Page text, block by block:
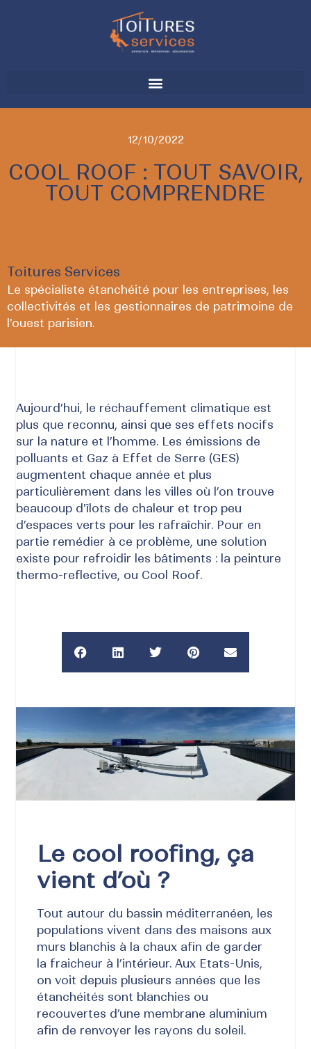
12/10/2022
COOL ROOF : TOUT SAVOIR,
TOUT COMPRENDRE
Toitures Services
Le spécialiste étanchéité pour les entreprises, les
collectivités et les gestionnaires de patrimoine de
l'ouest parisien.
Aujourd’hui, le réchauffement climatique est
plus que reconnu, ainsi que ses effets nocifs
sur la nature et l’homme. Les émissions de
polluants et Gaz à Effet de Serre (GES)
augmentent chaque année et plus
particulièrement dans les villes où l’on trouve
beaucoup d'îlots de chaleur et trop peu
d’espaces verts pour les rafraîchir. Pour en
partie remédier à ce problème, une solution
existe pour refroidir les bâtiments : la peinture
thermo-reflective, ou Cool Roof.
Le cool roofing, ça
vient d’où ?
Tout autour du bassin méditerranéen, les
populations vivent dans des maisons aux
murs blanchis à la chaux afin de garder
la fraicheur à l’intérieur. Aux Etats-Unis,
on voit depuis plusieurs années que les
étanchéités sont blanchies ou
recouvertes d’une membrane aluminium
afin de renvoyer les rayons du soleil.